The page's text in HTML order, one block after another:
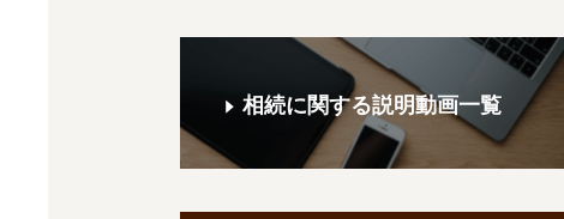
相続に関する説明動画一覧